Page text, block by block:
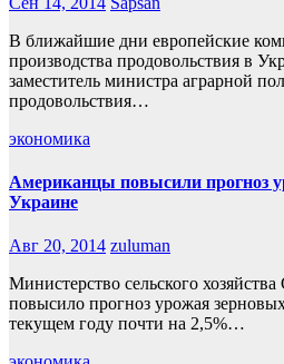
В ближайшие дни европейские
производства продовольствия в
заместитель министра аграрной
продовольствия…
экономика
Американцы повысили прогноз
Украине
Авг 20, 2014 zuluman
Министерство сельского
повысило прогноз урожая
текущем году почти на 2,5%…